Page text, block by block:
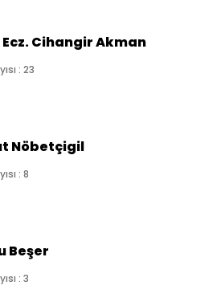
Ecz. Cihangir Akman
: 23
Nöbetçigil
: 8
Beşer
: 3